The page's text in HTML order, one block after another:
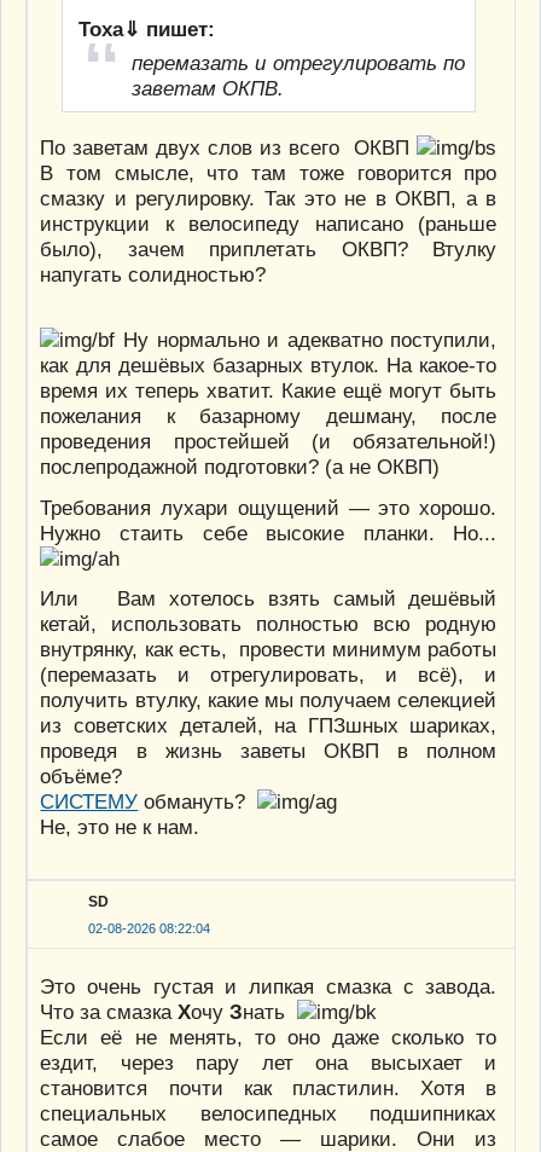
Тоха⇓ пишет:
перемазать и отрегулировать по
заветам ОКПВ.
По заветам двух слов из всего ОКВП
В том смысле, что там тоже говорится про
смазку и регулировку. Так это не в ОКВП, а в
инструкции к велосипеду написано (раньше
было), зачем приплетать ОКВП? Втулку
напугать солидностью?
Ну нормально и адекватно поступили,
как для дешёвых базарных втулок. На какое-то
время их теперь хватит. Какие ещё могут быть
пожелания к базарному дешману, после
проведения простейшей (и обязательной!)
послепродажной подготовки? (а не ОКВП)
Требования лухари ощущений — это хорошо.
Нужно стаить себе высокие планки. Но...
Или Вам хотелось взять самый дешёвый
кетай, использовать полностью всю родную
внутрянку, как есть, провести минимум работы
(перемазать и отрегулировать, и всё), и
получить втулку, какие мы получаем селекцией
из советских деталей, на ГПЗшных шариках,
проведя в жизнь заветы ОКВП в полном
объёме?
СИСТЕМУ обмануть?
Не, это не к нам.
SD
02-08-2026 08:22:04
Это очень густая и липкая смазка с завода.
Что за смазкаХочуЗнать
Если её не менять, то оно даже сколько то
ездит, через пару лет она высыхает и
становится почти как пластилин. Хотя в
специальных велосипедных подшипниках
самое слабое место — шарики. Они из